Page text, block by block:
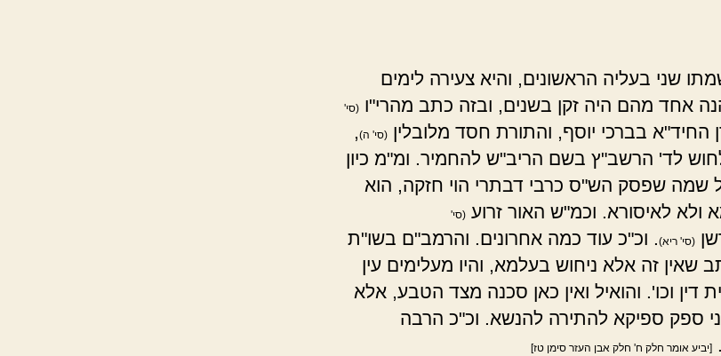
שני בעליה הראשונים, והיא צעירה לימים
אחד מהם היה זקן בשנים, ובזה כתב מהרי"ו (סי'
החיד"א בברכי יוסף, והתורת חסד מלובלין (סי' ה),
לד' הרשב"ץ בשם הריב"ש להחמיר. ומ"מ כיון
שמה שפסק הש"ס כרבי דבתרי הוי חזקה, הוא
לאיסורא. וכמ"ש האור זרוע (סי'
(סי' ריא). וכ"כ עוד כמה אחרונים. והרמב"ם בשו"ת
שאין זה אלא ניחוש בעלמא, והיו מעלימים עין
וכו'. והואיל ואין כאן סכנה מצד הטבע, אלא
ספק ספיקא להתירה להנשא. וכ"כ הרבה
[יביע אומר חלק ח' חלק אבן העזר סימן טז]